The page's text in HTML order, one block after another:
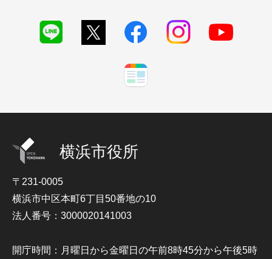
横浜市役所
〒231-0005
横浜市中区本町6丁目50番地の10
法人番号：3000020141003
開庁時間：月曜日から金曜日の午前8時45分から午後5時